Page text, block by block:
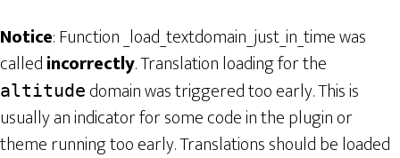
Notice: Function _load_textdomain_just_in_time was
calledincorrectly. Translation loading for the
altitude domain was triggered too early. This is
usually an indicator for some code in the plugin or
theme running too early. Translations should be loaded